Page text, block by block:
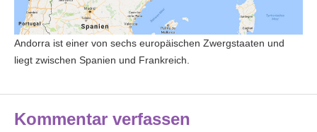
Andorra ist einer von sechs europäischen Zwergstaaten und
liegt zwischen Spanien und Frankreich.
Kommentar verfassen